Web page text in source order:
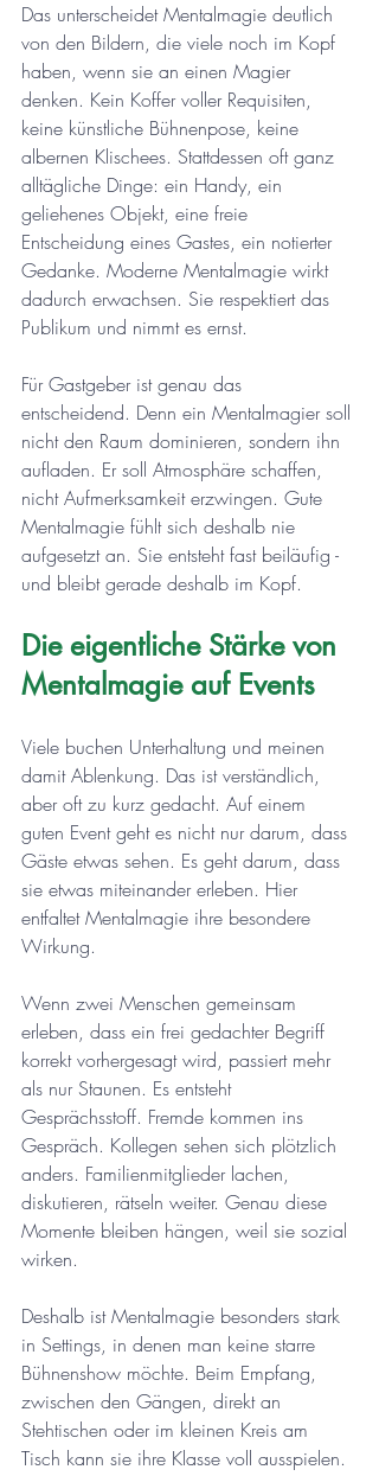
Das unterscheidet Mentalmagie deutlich
von den Bildern, die viele noch im Kopf
haben, wenn sie an einen Magier
denken. Kein Koffer voller Requisiten,
keine künstliche Bühnenpose, keine
albernen Klischees. Stattdessen oft ganz
alltägliche Dinge: ein Handy, ein
geliehenes Objekt, eine freie
Entscheidung eines Gastes, ein notierter
Gedanke. Moderne Mentalmagie wirkt
dadurch erwachsen. Sie respektiert das
Publikum und nimmt es ernst.
Für Gastgeber ist genau das
entscheidend. Denn ein Mentalmagier soll
nicht den Raum dominieren, sondern ihn
aufladen. Er soll Atmosphäre schaffen,
nicht Aufmerksamkeit erzwingen. Gute
Mentalmagie fühlt sich deshalb nie
aufgesetzt an. Sie entsteht fast beiläufig -
und bleibt gerade deshalb im Kopf.
Die eigentliche Stärke von
Mentalmagie auf Events
Viele buchen Unterhaltung und meinen
damit Ablenkung. Das ist verständlich,
aber oft zu kurz gedacht. Auf einem
guten Event geht es nicht nur darum, dass
Gäste etwas sehen. Es geht darum, dass
sie etwas miteinander erleben. Hier
entfaltet Mentalmagie ihre besondere
Wirkung.
Wenn zwei Menschen gemeinsam
erleben, dass ein frei gedachter Begriff
korrekt vorhergesagt wird, passiert mehr
als nur Staunen. Es entsteht
Gesprächsstoff. Fremde kommen ins
Gespräch. Kollegen sehen sich plötzlich
anders. Familienmitglieder lachen,
diskutieren, rätseln weiter. Genau diese
Momente bleiben hängen, weil sie sozial
wirken.
Deshalb ist Mentalmagie besonders stark
in Settings, in denen man keine starre
Bühnenshow möchte. Beim Empfang,
zwischen den Gängen, direkt an
Stehtischen oder im kleinen Kreis am
Tisch kann sie ihre Klasse voll ausspielen.